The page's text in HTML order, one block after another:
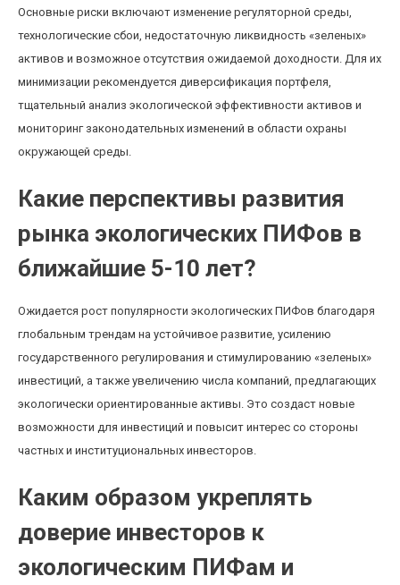
Основные риски включают изменение регуляторной среды,
технологические сбои, недостаточную ликвидность «зеленых»
активов и возможное отсутствия ожидаемой доходности. Для их
минимизации рекомендуется диверсификация портфеля,
тщательный анализ экологической эффективности активов и
мониторинг законодательных изменений в области охраны
окружающей среды.
Какие перспективы развития
рынка экологических ПИФов в
ближайшие 5-10 лет?
Ожидается рост популярности экологических ПИФов благодаря
глобальным трендам на устойчивое развитие, усилению
государственного регулирования и стимулированию «зеленых»
инвестиций, а также увеличению числа компаний, предлагающих
экологически ориентированные активы. Это создаст новые
возможности для инвестиций и повысит интерес со стороны
частных и институциональных инвесторов.
Каким образом укреплять
доверие инвесторов к
экологическим ПИФам и